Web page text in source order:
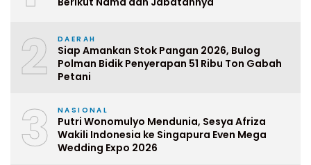
2 DAERAH
Siap Amankan Stok Pangan 2026, Bulog
Polman Bidik Penyerapan 51 Ribu Ton Gabah
Petani
3 NASIONAL
Putri Wonomulyo Mendunia, Sesya Afriza
Wakili Indonesia ke Singapura Even Mega
Wedding Expo 2026